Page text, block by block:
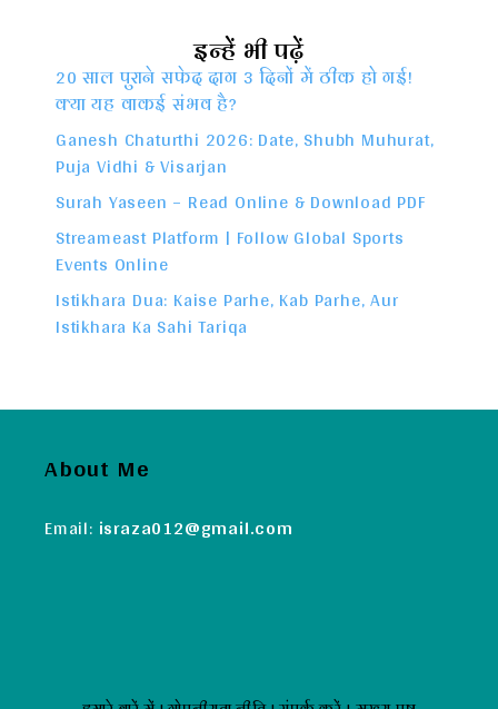
इन्हें भी पढ़ें
20 साल पुराने सफेद दाग 3 दिनों में ठीक हो गई!
क्या यह वाकई संभव है?
Ganesh Chaturthi 2026: Date, Shubh Muhurat,
Puja Vidhi & Visarjan
Surah Yaseen – Read Online & Download PDF
Streameast Platform | Follow Global Sports
Events Online
Istikhara Dua: Kaise Parhe, Kab Parhe, Aur
Istikhara Ka Sahi Tariqa
About Me
Email: israza012@gmail.com